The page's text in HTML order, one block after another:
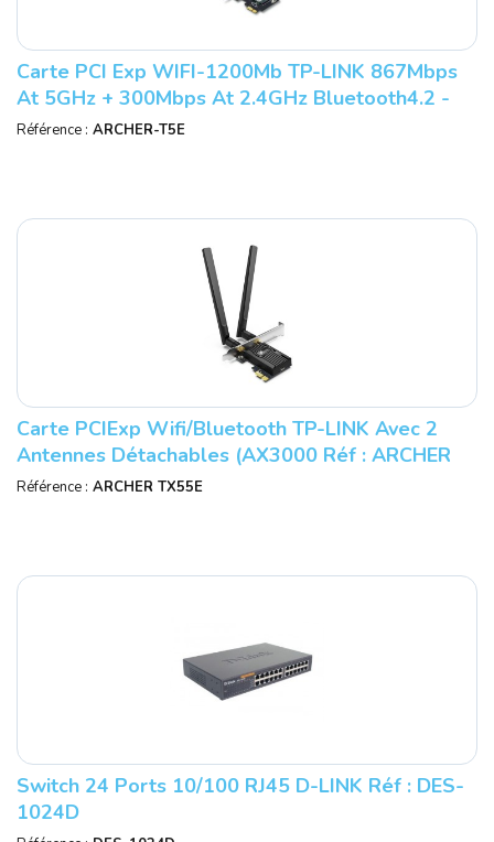
Carte PCI Exp WIFI-1200Mb TP-LINK 867Mbps
At 5GHz + 300Mbps At 2.4GHz Bluetooth4.2 -
2antennes Détachable Réf : ARCHER T
Référence : ARCHER-T5E
Carte PCIExp Wifi/Bluetooth TP-LINK Avec 2
Antennes Détachables (AX3000 Réf : ARCHER
TX55E.
Référence : ARCHER TX55E
Switch 24 Ports 10/100 RJ45 D-LINK Réf : DES-
1024D